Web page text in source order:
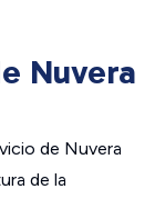
Nuvera
de Nuvera
de la